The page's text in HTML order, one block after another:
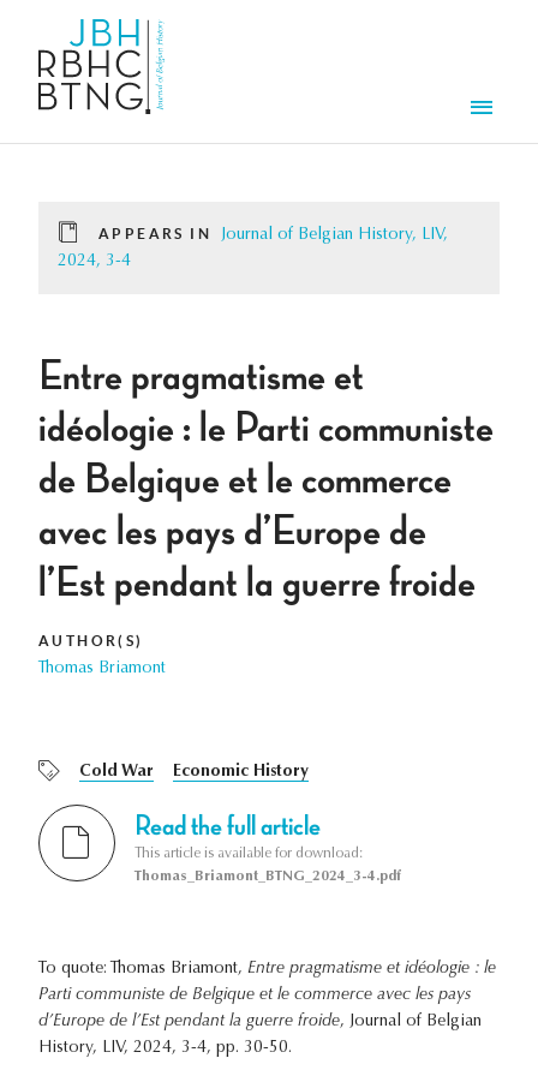
APPEARS IN
Journal of Belgian History, LIV,
2024, 3-4
Entre pragmatisme et
idéologie : le Parti communiste
de Belgique et le commerce
avec les pays d’Europe de
l’Est pendant la guerre froide
AUTHOR(S)
Thomas Briamont
Cold War Economic History
Read the full article
This article is available for download:
Thomas_Briamont_BTNG_2024_3-4.pdf
To quote: Thomas Briamont, Entre pragmatisme et idéologie : le
Parti communiste de Belgique et le commerce avec les pays
d’Europe de l’Est pendant la guerre froide, Journal of Belgian
History, LIV, 2024, 3-4, pp. 30-50.